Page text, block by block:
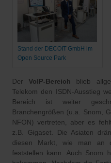
Stand der DECOIT GmbH im
Open Source Park
DerVoIP-Bereich blieb
Telekom den ISDN-Ausstieg
Bereich ist weiter
Branchengrößen (u.a. Snom,
NFON) vertreten, aber es
z.B. Gigaset. Die Asiaten
diesen Markt, wie man an
feststellen kann. Auch Snom